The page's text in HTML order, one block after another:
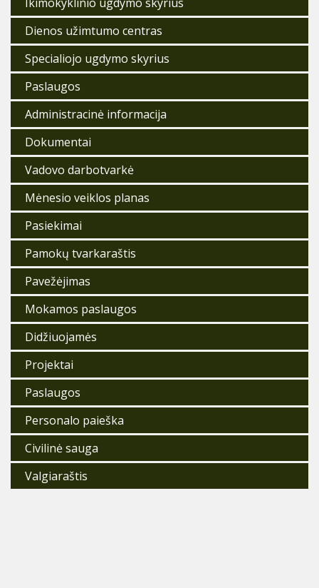
Dienos užimtumo centras
Specialiojo ugdymo skyrius
Paslaugos
Administracinė informacija
Dokumentai
Vadovo darbotvarkė
Mėnesio veiklos planas
Pasiekimai
Pamokų tvarkaraštis
Pavežėjimas
Mokamos paslaugos
Didžiuojamės
Projektai
Paslaugos
Personalo paieška
Civilinė sauga
Valgiaraštis